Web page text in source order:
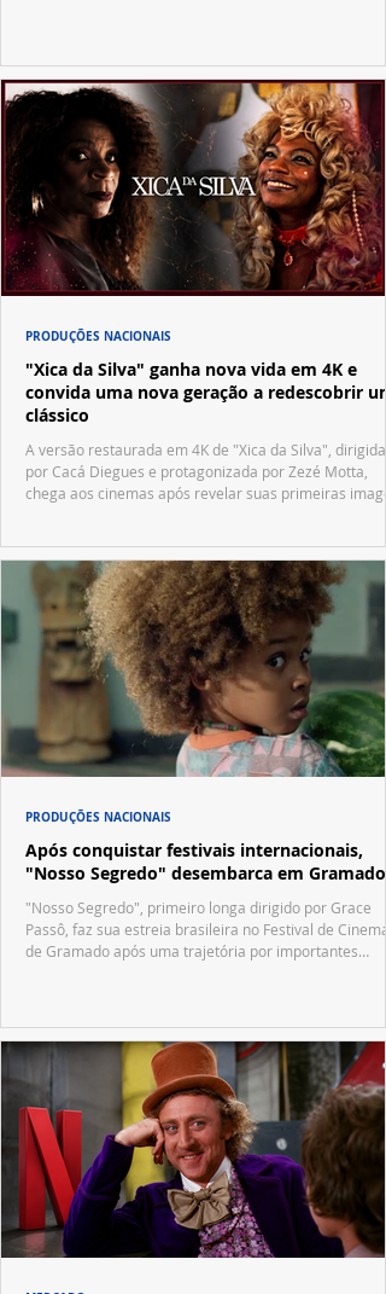
"Xica da Silva" ganha nova vida em 4K e
convida uma nova geração a redescobrir um
clássico
A versão restaurada em 4K de "Xica da Silva", dirigida
por Cacá Diegues e protagonizada por Zezé Motta,
chega aos cinemas após revelar suas primeiras
PRODUÇÕES NACIONAIS
Após conquistar festivais internacionais,
"Nosso Segredo" desembarca em Gramado
"Nosso Segredo", primeiro longa dirigido por Grace
Passô, faz sua estreia brasileira no Festival de Cinema
de Gramado após uma trajetória por importantes
PRODUÇÕES NACIONAIS